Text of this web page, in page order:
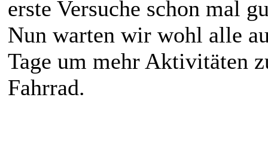
erste Versuche schon mal
Nun warten wir wohl alle
Tage um mehr Aktivitäten
Fahrrad.